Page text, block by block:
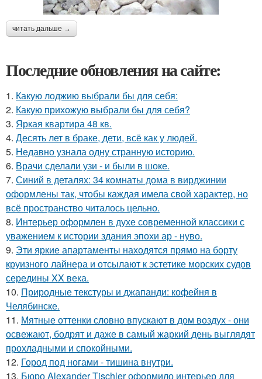
читать дальше →
Последние обновления на сайте:
1. Какую лоджию выбрали бы для себя:
2. Какую прихожую выбрали бы для себя?
3. Яркая квартира 48 кв.
4. Десять лет в браке, дети, всё как у людей.
5. Недавно узнала одну странную историю.
6. Врачи сделали узи - и были в шоке.
7. Синий в деталях: 34 комнаты дома в вирджинии
оформлены так, чтобы каждая имела свой характер, но
всё пространство читалось цельно.
8. Интерьер оформлен в духе современной классики с
уважением к истории здания эпохи ар - нуво.
9. Эти яркие апартаменты находятся прямо на борту
круизного лайнера и отсылают к эстетике морских судов
середины XX века.
10. Природные текстуры и джапанди: кофейня в
Челябинске.
11. Мятные оттенки словно впускают в дом воздух - они
освежают, бодрят и даже в самый жаркий день выглядят
прохладными и спокойными.
12. Город под ногами - тишина внутри.
13. Бюро Alexander Tischler оформило интерьер для